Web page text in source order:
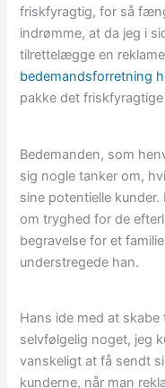
friskfyragtig, for så
indrømme, at da jeg i
tilrettelægge en
bedemandsforretning
pakke det
Bedemanden, som
sig nogle tanker om,
sine potentielle
om tryghed for de
begravelse for et
understregede han.
Hans ide med at
selvfølgelig noget, jeg
vanskeligt at få sendt
kunderne, når man